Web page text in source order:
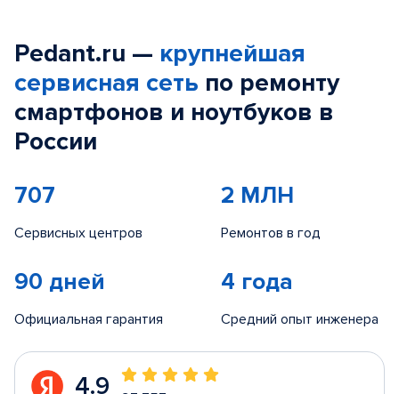
Pedant.ru — крупнейшая
сервисная сеть по ремонту
смартфонов и ноутбуков в
России
707
Сервисных центров
2 МЛН
Ремонтов в год
90 дней
Официальная гарантия
4 года
Средний опыт инженера
4.9